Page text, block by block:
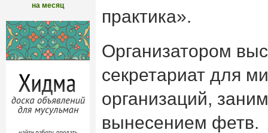
на месяц
практика».
Организатором
секретариат для
организаций,
вынесением фетв.